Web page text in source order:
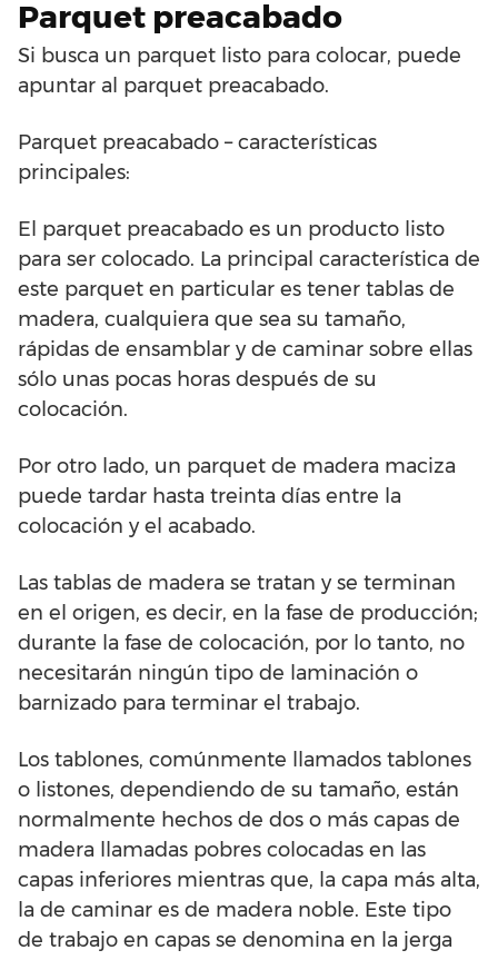
Parquet preacabado
Si busca un parquet listo para colocar, puede
apuntar al parquet preacabado.
Parquet preacabado – características
principales:
El parquet preacabado es un producto listo
para ser colocado. La principal característica de
este parquet en particular es tener tablas de
madera, cualquiera que sea su tamaño,
rápidas de ensamblar y de caminar sobre ellas
sólo unas pocas horas después de su
colocación.
Por otro lado, un parquet de madera maciza
puede tardar hasta treinta días entre la
colocación y el acabado.
Las tablas de madera se tratan y se terminan
en el origen, es decir, en la fase de producción;
durante la fase de colocación, por lo tanto, no
necesitarán ningún tipo de laminación o
barnizado para terminar el trabajo.
Los tablones, comúnmente llamados tablones
o listones, dependiendo de su tamaño, están
normalmente hechos de dos o más capas de
madera llamadas pobres colocadas en las
capas inferiores mientras que, la capa más alta,
la de caminar es de madera noble. Este tipo
de trabajo en capas se denomina en la jerga